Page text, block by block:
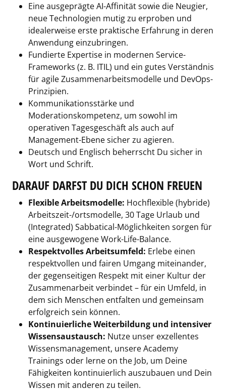
Eine ausgeprägte AI-Affinität sowie die Neugier,
neue Technologien mutig zu erproben und
idealerweise erste praktische Erfahrung in deren
Anwendung einzubringen.
Fundierte Expertise in modernen Service-
Frameworks (z. B. ITIL) und ein gutes Verständnis
für agile Zusammenarbeitsmodelle und DevOps-
Prinzipien.
Kommunikationsstärke und
Moderationskompetenz, um sowohl im
operativen Tagesgeschäft als auch auf
Management-Ebene sicher zu agieren.
Deutsch und Englisch beherrscht Du sicher in
Wort und Schrift.
DARAUF DARFST DU DICH SCHON FREUEN
Flexible Arbeitsmodelle: Hochflexible (hybride)
Arbeitszeit-/ortsmodelle, 30 Tage Urlaub und
(Integrated) Sabbatical-Möglichkeiten sorgen für
eine ausgewogene Work-Life-Balance.
Respektvolles Arbeitsumfeld: Erlebe einen
respektvollen und fairen Umgang miteinander,
der gegenseitigen Respekt mit einer Kultur der
Zusammenarbeit verbindet – für ein Umfeld, in
dem sich Menschen entfalten und gemeinsam
erfolgreich sein können.
Kontinuierliche Weiterbildung und intensiver
Wissensaustausch: Nutze unser exzellentes
Wissensmanagement, unsere Academy
Trainings oder lerne on the Job, um Deine
Fähigkeiten kontinuierlich auszubauen und Dein
Wissen mit anderen zu teilen.